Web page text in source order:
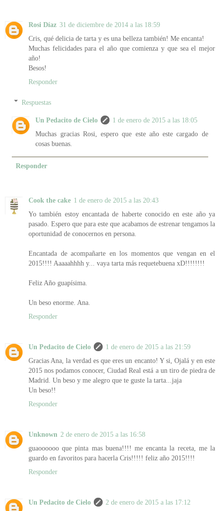
Rosi Díaz 31 de diciembre de 2014 a las 18:59
Cris, qué delicia de tarta y es una belleza también! Me encanta!
Muchas felicidades para el año que comienza y que sea el mejor
año!
Besos!
Responder
Respuestas
Un Pedacito de Cielo
1 de enero de 2015 a las 18:05
Muchas gracias Rosi, espero que este año este cargado de
cosas buenas.
Responder
Cook the cake 1 de enero de 2015 a las 20:43
Yo también estoy encantada de haberte conocido en este año ya
pasado. Espero que para este que acabamos de estrenar tengamos la
oportunidad de conocernos en persona.
Encantada de acompañarte en los momentos que vengan en el
2015!!!! Aaaaahhhh y... vaya tarta más requetebuena xD!!!!!!!!
Feliz Año guapísima.
Un beso enorme. Ana.
Responder
Un Pedacito de Cielo
1 de enero de 2015 a las 21:59
Gracias Ana, la verdad es que eres un encanto! Y si, Ojalá y en este
2015 nos podamos conocer, Ciudad Real está a un tiro de piedra de
Madrid. Un beso y me alegro que te guste la tarta...jaja
Un beso!!
Responder
Unknown 2 de enero de 2015 a las 16:58
guaoooooo que pinta mas buena!!!! me encanta la receta, me la
guardo en favoritos para hacerla Cris!!!!! feliz año 2015!!!!
Responder
Un Pedacito de Cielo
2 de enero de 2015 a las 17:12